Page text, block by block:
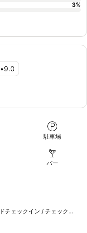
•9.0
3%
駐車場
バー
スピードチェックイン / チェックアウト